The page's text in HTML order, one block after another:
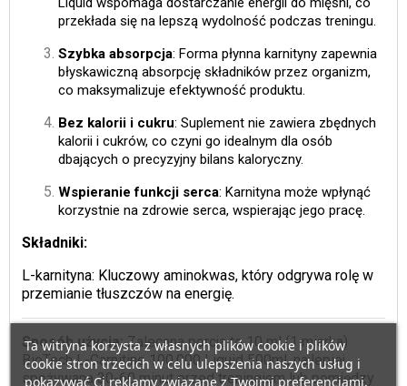
przekłada się na lepszą wydolność podczas treningu.
Szybka absorpcja: Forma płynna karnityny zapewnia
błyskawiczną absorpcję składników przez organizm,
co maksymalizuje efektywność produktu.
Bez kalorii i cukru: Suplement nie zawiera zbędnych
kalorii i cukrów, co czyni go idealnym dla osób
dbających o precyzyjny bilans kaloryczny.
Wspieranie funkcji serca: Karnityna może wpłynąć
korzystnie na zdrowie serca, wspierając jego pracę.
Składniki:
L-karnityna: Kluczowy aminokwas, który odgrywa rolę w
przemianie tłuszczów na energię.
Sposób użycia:Zalecana porcja to 10 ml (1 miarka)
BioTech L-Carnitine 100.000 Liquid 500ml, najlepiej
spożywana 30-60 minut przed treningiem lub pomiędzy
Ta witryna korzysta z własnych plików cookie i plików
cookie stron trzecich w celu ulepszenia naszych usług i
pokazywać Ci reklamy związane z Twoimi preferencjami,